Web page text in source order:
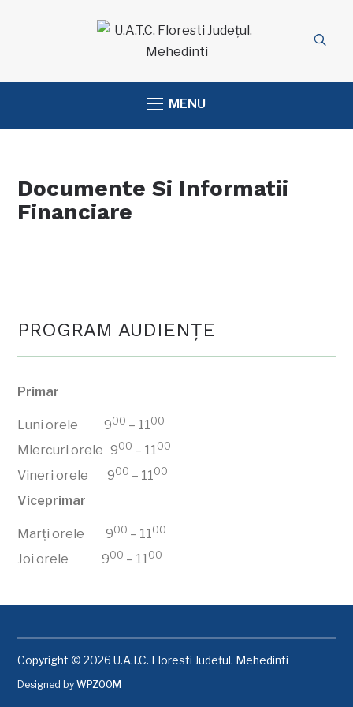
MENU
Documente Si Informatii
Financiare
PROGRAM AUDIENŢE
Primar
Luni orele 900 – 1100
Miercuri orele 900 – 1100
Vineri orele 900 – 1100
Viceprimar
Marți orele 900 – 1100
Joi orele 900 – 1100
Copyright © 2026 U.A.T.C. Floresti Județul. Mehedinti
Designed byWPZOOM